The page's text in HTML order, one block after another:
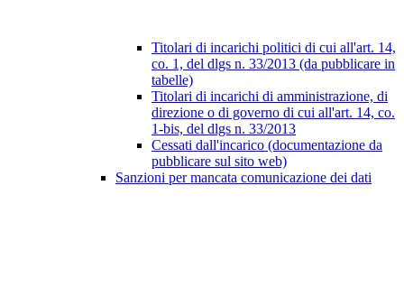
Titolari di incarichi politici di cui all'art. 14,
co. 1, del dlgs n. 33/2013 (da pubblicare in
tabelle)
Titolari di incarichi di amministrazione, di
direzione o di governo di cui all'art. 14, co.
1-bis, del dlgs n. 33/2013
Cessati dall'incarico (documentazione da
pubblicare sul sito web)
Sanzioni per mancata comunicazione dei dati